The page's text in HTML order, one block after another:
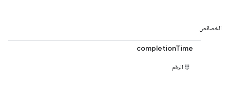
الخصائص
completionTime
الرقم